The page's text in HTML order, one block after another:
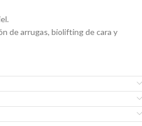
de arrugas, biolifting de cara y